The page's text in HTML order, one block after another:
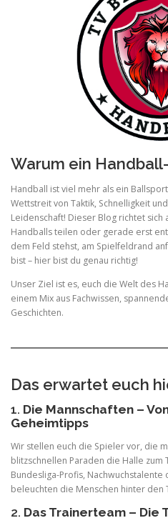
Warum ein
Handball ist viel mehr als ein
Wettstreit von Taktik, Schnelligkeit
Leidenschaft! Dieser Blog richtet sich
Handballs teilen oder gerade erst
dem Feld stehst, am Spielfeldrand
bist – hier bist du genau richtig!
Unser Ziel ist es, euch die Welt des
einem Mix aus Fachwissen,
Geschichten.
Das erwartet euch
1. Die Mannschaften –
Geheimtipps
Wir stellen euch die Spieler vor, die
blitzschnellen Paraden die Halle zum
Bundesliga-Profis,
beleuchten die Menschen hinter den
2. Das Trainerteam – Die